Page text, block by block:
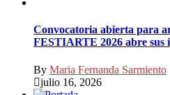
Convocatoria abierta para
FESTIARTE 2026 abre sus
By Maria Fernanda Sarmiento
julio 16, 2026